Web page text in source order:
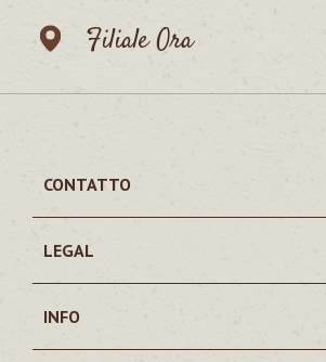
Filiale Ora
CONTATTO
LEGAL
INFO